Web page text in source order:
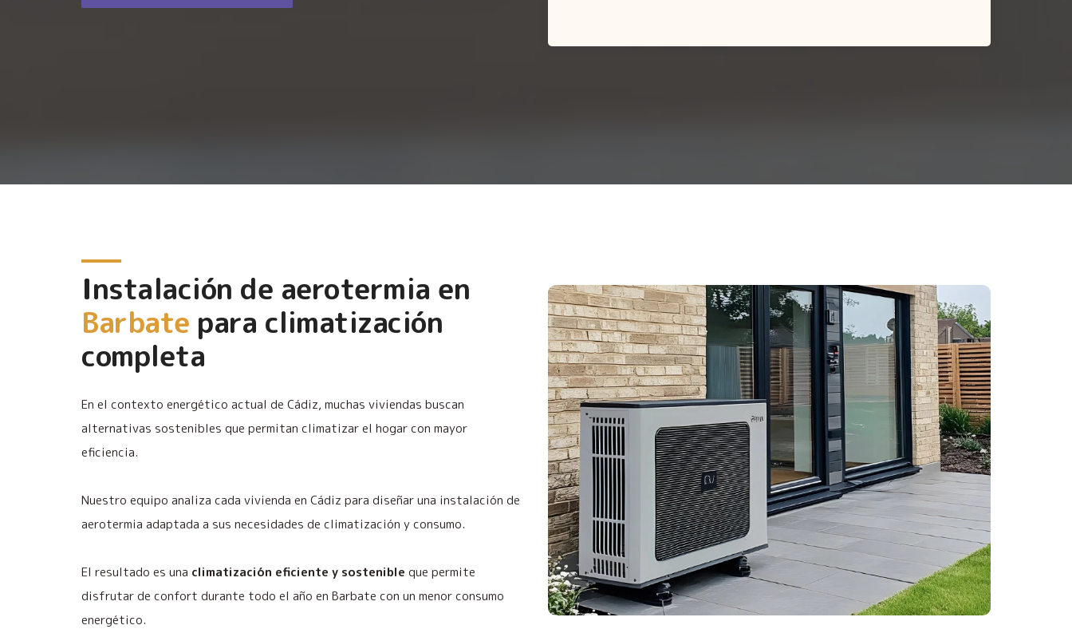
Instalación de aerotermia en
Barbate para climatización
completa
En el contexto energético actual de Cádiz, muchas viviendas buscan
alternativas sostenibles que permitan climatizar el hogar con mayor
eficiencia.
Nuestro equipo analiza cada vivienda en Cádiz para diseñar una instalación de
aerotermia adaptada a sus necesidades de climatización y consumo.
El resultado es una climatización eficiente y sostenible que permite
disfrutar de confort durante todo el año en Barbate con un menor consumo
energético.